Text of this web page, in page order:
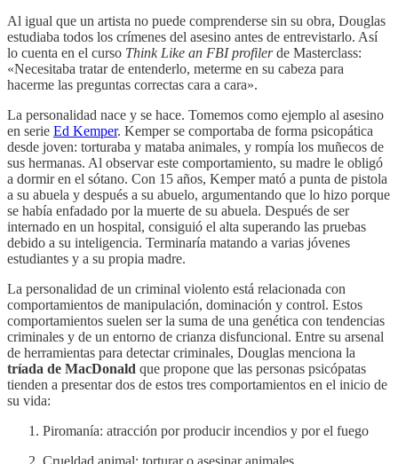
Al igual que un artista no puede comprenderse sin su obra, Douglas
estudiaba todos los crímenes del asesino antes de entrevistarlo. Así
lo cuenta en el curso Think Like an FBI profilerde Masterclass:
«Necesitaba tratar de entenderlo, meterme en su cabeza para
hacerme las preguntas correctas cara a cara».
La personalidad nace y se hace. Tomemos como ejemplo al asesino
en serie Ed Kemper. Kemper se comportaba de forma psicopática
desde joven: torturaba y mataba animales, y rompía los muñecos de
sus hermanas. Al observar este comportamiento, su madre le obligó
a dormir en el sótano. Con 15 años, Kemper mató a punta de pistola
a su abuela y después a su abuelo, argumentando que lo hizo porque
se había enfadado por la muerte de su abuela. Después de ser
internado en un hospital, consiguió el alta superando las pruebas
debido a su inteligencia. Terminaría matando a varias jóvenes
estudiantes y a su propia madre.
La personalidad de un criminal violento está relacionada con
comportamientos de manipulación, dominación y control. Estos
comportamientos suelen ser la suma de una genética con tendencias
criminales y de un entorno de crianza disfuncional. Entre su arsenal
de herramientas para detectar criminales, Douglas menciona la
tríada de MacDonald que propone que las personas psicópatas
tienden a presentar dos de estos tres comportamientos en el inicio de
su vida:
Piromanía: atracción por producir incendios y por el fuego